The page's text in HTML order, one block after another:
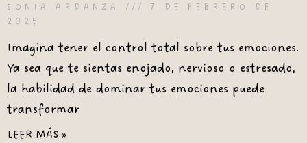
SONIA ARDANZA
7 DE FEBRERO DE
2025
Imagina tener el control total sobre tus emociones.
Ya sea que te sientas enojado, nervioso o estresado,
la habilidad de dominar tus emociones puede
transformar
LEER MÁS »